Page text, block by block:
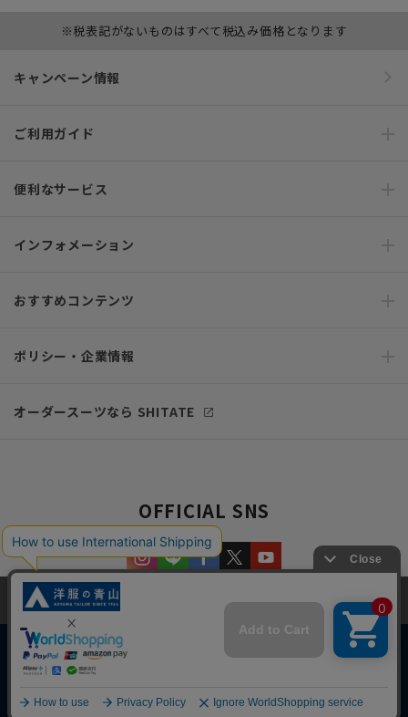
※税表記がないものはすべて税込み価格となります
キャンペーン情報
ご利用ガイド
便利なサービス
インフォメーション
おすすめコンテンツ
ポリシー・企業情報
オーダースーツなら SHITATE
OFFICIAL SNS
Copyright © AOYAMA TRADING Co.,Ltd. All Rights Reserved
当サイトでは、快適な閲覧体験とコンテンツ改善のためにCookieを使用
しています。閲覧を続けることで、Cookieの使用に同意したものとみな
します。詳細については
同意して閉じる